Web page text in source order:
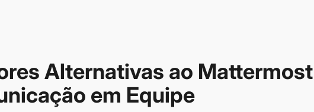
Alternativas ao Mattermost
em Equipe